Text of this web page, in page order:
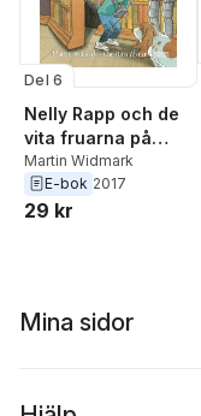
Del 6
Nelly Rapp och de
vita fruarna på
Lovlunda slott
Martin Widmark
E-bok 2017
29 kr
Mina sidor